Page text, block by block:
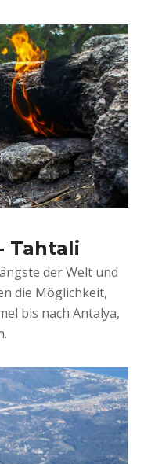
Tahtali
der Welt und
die Möglichkeit,
bis nach Antalya,